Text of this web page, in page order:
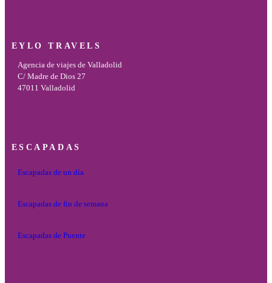
EYLO TRAVELS
Agencia de viajes de Valladolid
C/ Madre de Dios 27
47011 Valladolid
ESCAPADAS
Escapadas de un día
Escapadas de fin de semana
Escapadas de Puente